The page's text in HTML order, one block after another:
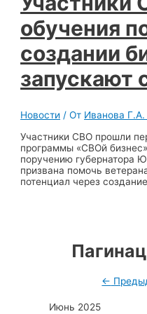
обучения
создании
запускают
Новости / От Иванова Г.А.
Участники СВО прошли
программы «СВОй
поручению губернатора
призвана помочь
потенциал через
←
Июнь 2025